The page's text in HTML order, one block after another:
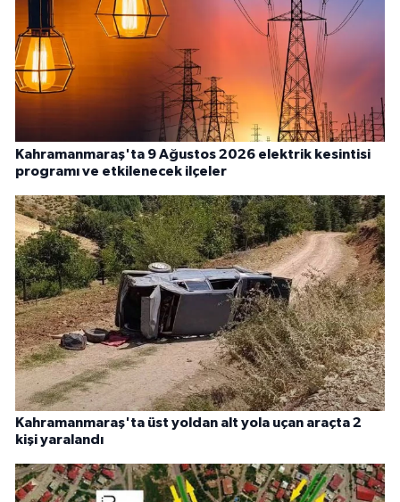
Kahramanmaraş'ta 9 Ağustos 2026 elektrik kesintisi
programı ve etkilenecek ilçeler
Kahramanmaraş'ta üst yoldan alt yola uçan araçta 2
kişi yaralandı